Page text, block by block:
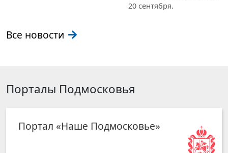
20 сентября.
Все новости
Порталы Подмосковья
Портал «Наше Подмосковье»